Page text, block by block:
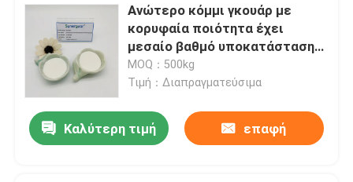
Ανώτερο κόμμι γκουάρ με
κορυφαία ποιότητα έχει
μεσαίο βαθμό υποκατάστασης
και υψηλή διαφάνεια για την
περιποίηση των μαλλιών
MOQ：500kg
Τιμή：Διαπραγματεύσιμα
Καλύτερη τιμή επαφή